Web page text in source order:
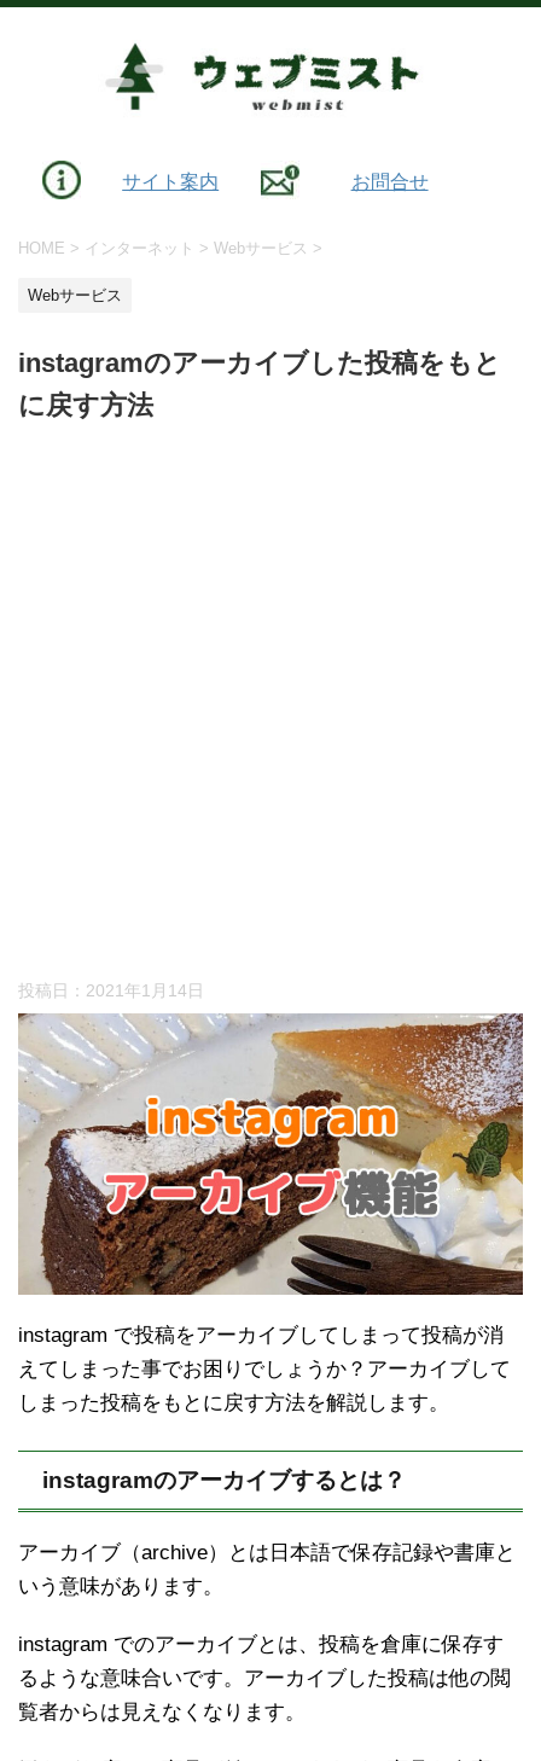
サイト案内 お問合せ
HOME > インターネット > Webサービス >
Webサービス
instagramのアーカイブした投稿をもと
に戻す方法
投稿日： 2021年1月14日
instagram で投稿をアーカイブしてしまって投稿が消
えてしまった事でお困りでしょうか？アーカイブして
しまった投稿をもとに戻す方法を解説します。
instagramのアーカイブするとは？
アーカイブ（archive）とは日本語で保存記録や書庫と
いう意味があります。
instagram でのアーカイブとは、投稿を倉庫に保存す
るような意味合いです。アーカイブした投稿は他の閲
覧者からは見えなくなります。